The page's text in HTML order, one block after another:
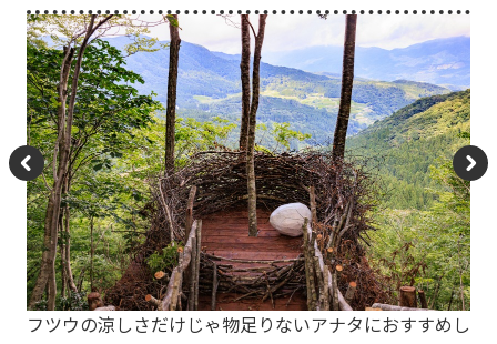
P
re
vi
o
N
e
xt
フツウの涼しさだけじゃ物足りないアナタにおすすめし